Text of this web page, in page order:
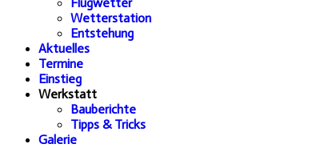
Wetterstation
Entstehung
Aktuelles
Termine
Einstieg
Werkstatt
Bauberichte
Tipps & Tricks
Galerie